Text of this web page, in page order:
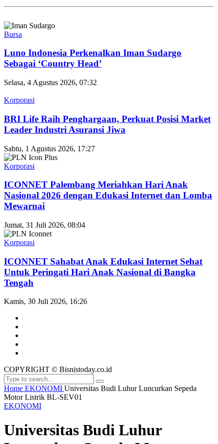
Bursa
Luno Indonesia Perkenalkan Iman Sudargo
Sebagai ‘Country Head’
Selasa, 4 Agustus 2026, 07:32
Korporasi
BRI Life Raih Penghargaan, Perkuat Posisi Market
Leader Industri Asuransi Jiwa
Sabtu, 1 Agustus 2026, 17:27
Korporasi
ICONNET Palembang Meriahkan Hari Anak
Nasional 2026 dengan Edukasi Internet dan Lomba
Mewarnai
Jumat, 31 Juli 2026, 08:04
Korporasi
ICONNET Sahabat Anak Edukasi Internet Sehat
Untuk Peringati Hari Anak Nasional di Bangka
Tengah
Kamis, 30 Juli 2026, 16:26
COPYRIGHT © Bisnistoday.co.id
Home EKONOMI Universitas Budi Luhur Luncurkan Sepeda
Motor Listrik BL-SEV01
EKONOMI
Universitas Budi Luhur